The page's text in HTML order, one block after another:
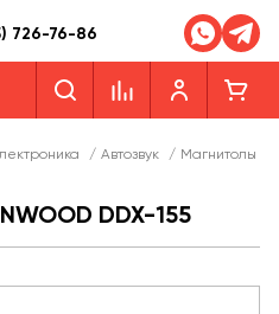
726-76-86
/ Автозвук / Магнитолы
DDX-155